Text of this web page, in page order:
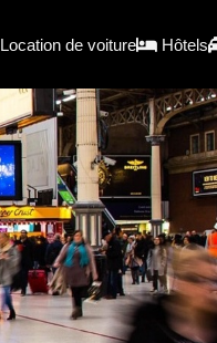
Location de voiture Hôtels